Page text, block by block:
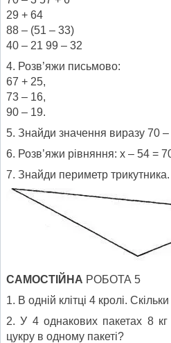
29 + 64
88 – (51 – 33)
40 – 21 99 – 32
4. Розв’яжи письмово:
67 + 25,
73 – 16,
90 – 19.
5. Знайди значення виразу 70
6. Розв’яжи рівняння: х – 54 =
7. Знайди периметр трикутника.
САМОСТІЙНА РОБОТА 5
1. В одній клітці 4 кролі.
2. У 4 однакових пакетах 8 кг
цукру в одному пакеті?